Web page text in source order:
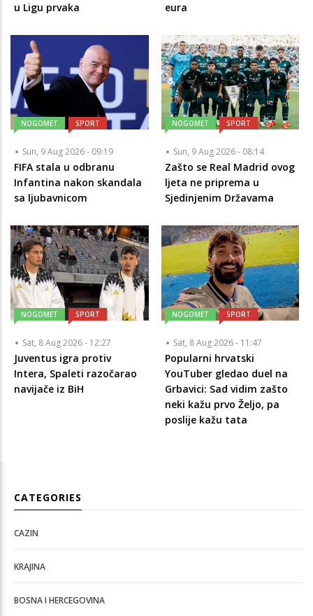
u Ligu prvaka
eura
NOGOMET SPORT
Sun, 9 Aug 2026 - 09:19
FIFA stala u odbranu
Infantina nakon skandala
sa ljubavnicom
NOGOMET SPORT
Sun, 9 Aug 2026 - 08:14
Zašto se Real Madrid ovog
ljeta ne priprema u
Sjedinjenim Državama
NOGOMET SPORT
Sat, 8 Aug 2026 - 12:27
Juventus igra protiv
Intera, Spaleti razočarao
navijače iz BiH
NOGOMET SPORT
Sat, 8 Aug 2026 - 11:47
Popularni hrvatski
YouTuber gledao duel na
Grbavici: Sad vidim zašto
neki kažu prvo Željo, pa
poslije kažu tata
CATEGORIES
CAZIN
KRAJINA
BOSNA I HERCEGOVINA